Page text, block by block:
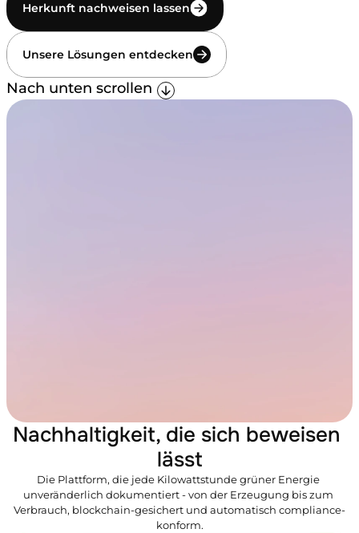
Herkunft nachweisen lassen
Unsere Lösungen entdecken
Nach unten scrollen
Nachhaltigkeit, die sich beweisen
lässt
Die Plattform, die jede Kilowattstunde grüner Energie
unveränderlich dokumentiert - von der Erzeugung bis zum
Verbrauch, blockchain-gesichert und automatisch compliance-
konform.